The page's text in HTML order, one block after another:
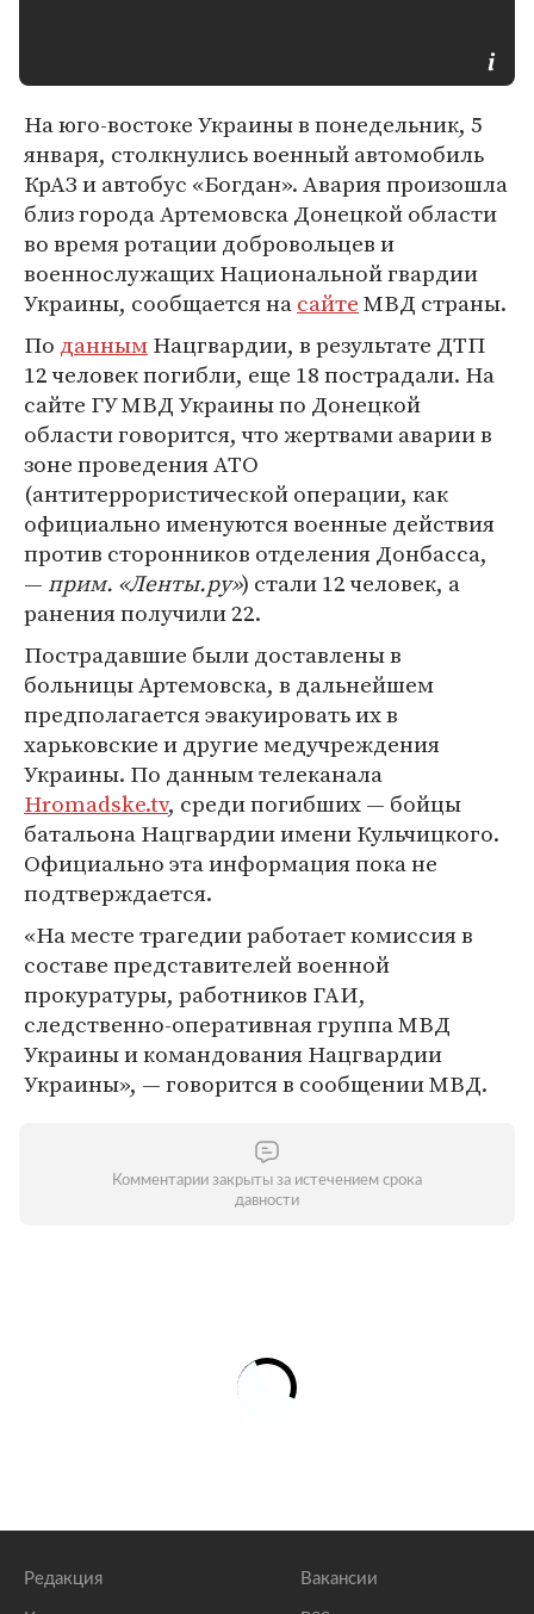
На юго-востоке Украины в понедельник, 5
января, столкнулись военный автомобиль
КрАЗ и автобус «Богдан». Авария произошла
близ города Артемовска Донецкой области
во время ротации добровольцев и
военнослужащих Национальной гвардии
Украины, сообщается насайтеМВД страны.
По даннымНацгвардии, в результате ДТП
12 человек погибли, еще 18 пострадали. На
сайте ГУ МВД Украины по Донецкой
области говорится, что жертвами аварии в
зоне проведения АТО
(антитеррористической операции, как
официально именуются военные действия
против сторонников отделения Донбасса,
— прим. «Ленты.ру») стали 12 человек, а
ранения получили 22.
Пострадавшие были доставлены в
больницы Артемовска, в дальнейшем
предполагается эвакуировать их в
харьковские и другие медучреждения
Украины. По данным телеканала
Hromadske.tv, среди погибших — бойцы
батальона Нацгвардии имени Кульчицкого.
Официально эта информация пока не
подтверждается.
«На месте трагедии работает комиссия в
составе представителей военной
прокуратуры, работников ГАИ,
следственно-оперативная группа МВД
Украины и командования Нацгвардии
Украины», — говорится в сообщении МВД.
Комментарии закрыты за истечением срока
давности
Редакция Вакансии